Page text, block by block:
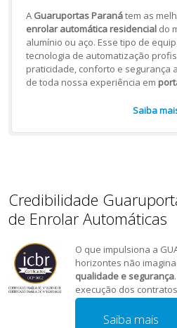
A Guaruportas Paranátem as
enrolar automática residencialdo
alumínio ou aço. Esse tipo de
tecnologia de automatização
praticidade, conforto e segurança
de toda nossa experiência em
Saiba
Credibilidade
de Enrolar Automáticas
O que impulsiona a
horizontes não
qualidade e segurança
execução dos
Saiba mais